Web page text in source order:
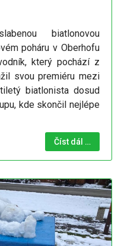
biatlonovou
poháru v Oberhofu
který pochází z
svou premiéru mezi
biatlonista dosud
kde skončil nejlépe
Číst dál …